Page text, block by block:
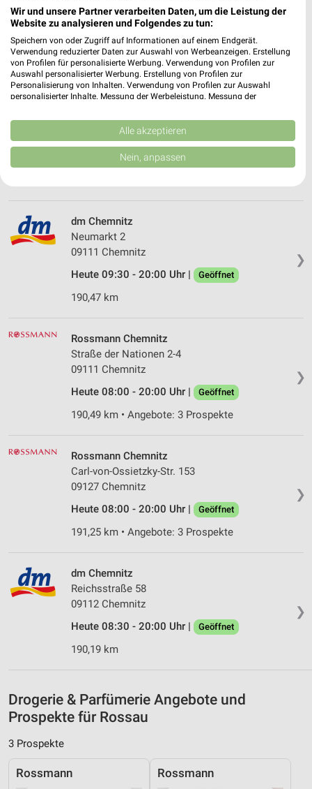
09217 Burgstädt
Heute 08:00 - 20:00 Uhr | Geöffnet
183,94 km • Angebote: 3 Prospekte
❯
Neumarkt 2
09111 Chemnitz
Heute 09:30 - 20:00 Uhr |
❯
dm Chemnitz
Neumarkt 2
09111 Chemnitz
Heute 09:30 - 20:00 Uhr |
Geöffnet
190,47 km
❯
Rossmann Chemnitz
Straße der Nationen 2-4
09111 Chemnitz
Heute 08:00 - 20:00 Uhr |
Geöffnet
190,49 km • Angebote: 3 Prospekte
❯
Rossmann Chemnitz
Carl-von-Ossietzky-Str. 153
09127 Chemnitz
Heute 08:00 - 20:00 Uhr |
Geöffnet
191,25 km • Angebote: 3 Prospekte
❯
dm Chemnitz
Reichsstraße 58
09112 Chemnitz
Heute 08:30 - 20:00 Uhr |
Geöffnet
190,19 km
Drogerie & Parfümerie Angebote und
Prospekte für Rossau
3 Prospekte
Rossmann Rossmann
Wir und unsere Partner verarbeiten Daten, um die Leistung der
Website zu analysieren und Folgendes zu tun:
Speichern von oder Zugriff auf Informationen auf einem Endgerät.
Verwendung reduzierter Daten zur Auswahl von Werbeanzeigen. Erstellung
von Profilen für personalisierte Werbung. Verwendung von Profilen zur
Auswahl personalisierter Werbung. Erstellung von Profilen zur
Personalisierung von Inhalten. Verwendung von Profilen zur Auswahl
personalisierter Inhalte. Messung der Werbeleistung. Messung der
Kombinationen von Daten aus verschiedenen Quellen. Entwicklung und
Verbesserung der Angebote. Verwendung reduzierter Daten zur Auswahl
von Inhalten.
Daten können außerhalb der Europäischen Union weitergegeben und in die
Website/App.
Wir nutzen Ihre Daten für folgende Zwecke:
IAB-Verarbeitungszwecke:
auf einem Endgerät
Verwendung reduzierter Daten zur Auswahl von
Erstellung von Profilen für personalisierte
Verwendung von Profilen zur Auswahl
personalisierter Werbung
Verwendung von Profilen zur Auswahl
personalisierter Inhalte
Messung der Werbeleistung
Messung der Performance von Inhalten
Analyse von Zielgruppen durch Statistiken oder
Kombinationen von Daten aus verschiedenen
Quellen
Entwicklung und Verbesserung der Angebote
Verwendung reduzierter Daten zur Auswahl von
Verwendung genauer Standortdaten
Informationen identifizieren
Alle akzeptieren
Nein, anpassen